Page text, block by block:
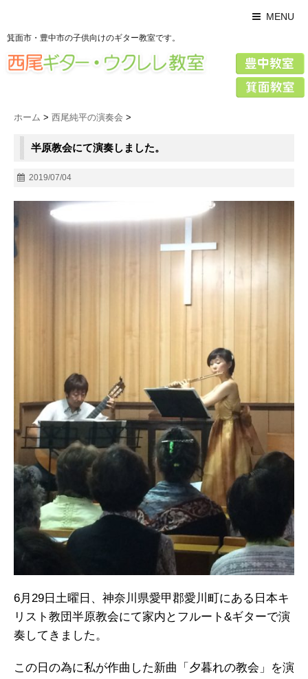
MENU
箕面市・豊中市の子供向けのギター教室です。
ホーム > 西尾純平の演奏会 >
半原教会にて演奏しました。
2019/07/04
6月29日土曜日、神奈川県愛甲郡愛川町にある日本キ
リスト教団半原教会にて家内とフルート&ギターで演
奏してきました。
この日の為に私が作曲した新曲「夕暮れの教会」を演